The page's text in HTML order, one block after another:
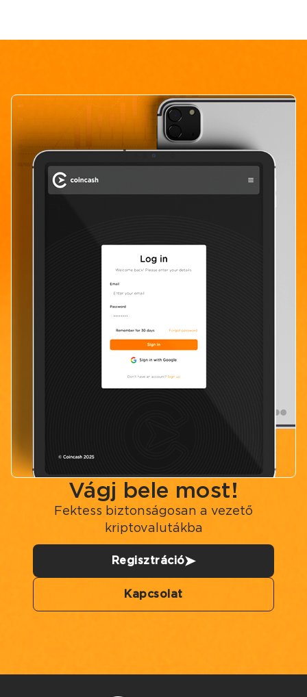
Vágj bele most!
Fektess biztonságosan a vezető
kriptovalutákba
Regisztráció
Kapcsolat